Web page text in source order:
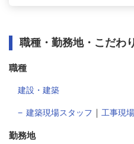
職種・勤務地・こだわ
職種
建設・建築
建築現場スタッフ ｜ 工事現
勤務地